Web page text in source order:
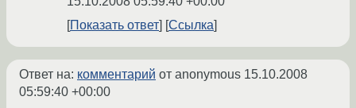
Показать ответ
Ссылка
Ответ на: комментарий от anonymous 15.10.2008
05:59:40 +00:00